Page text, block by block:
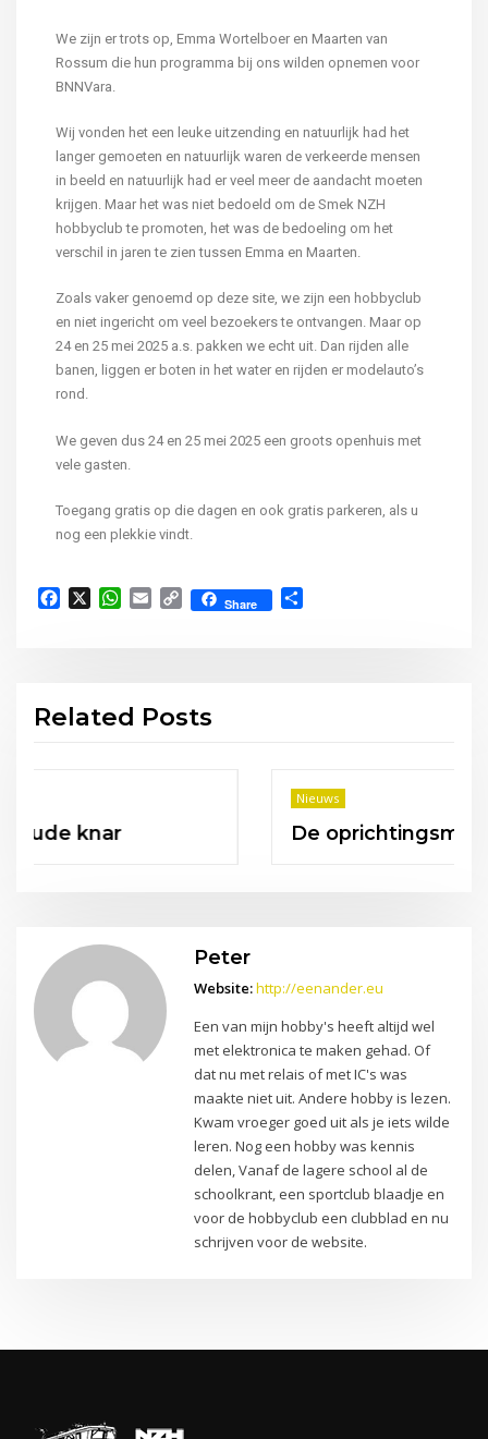
We zijn er trots op, Emma Wortelboer en Maarten van
Rossum die hun programma bij ons wilden opnemen voor
BNNVara.
Wij vonden het een leuke uitzending en natuurlijk had het
langer gemoeten en natuurlijk waren de verkeerde mensen
in beeld en natuurlijk had er veel meer de aandacht moeten
krijgen. Maar het was niet bedoeld om de Smek NZH
hobbyclub te promoten, het was de bedoeling om het
verschil in jaren te zien tussen Emma en Maarten.
Zoals vaker genoemd op deze site, we zijn een hobbyclub
en niet ingericht om veel bezoekers te ontvangen. Maar op
24 en 25 mei 2025 a.s. pakken we echt uit. Dan rijden alle
banen, liggen er boten in het water en rijden er modelauto’s
rond.
We geven dus 24 en 25 mei 2025 een groots openhuis met
vele gasten.
Toegang gratis op die dagen en ook gratis parkeren, als u
nog een plekkie vindt.
Facebook
X WhatsApp
EmailCopy
Link
Share
Related Posts
De oprichtingsmaand mei.
Peter
Website:http://eenander.eu
Een van mijn hobby's heeft altijd wel
met elektronica te maken gehad. Of
dat nu met relais of met IC's was
maakte niet uit. Andere hobby is lezen.
Kwam vroeger goed uit als je iets wilde
leren. Nog een hobby was kennis
delen, Vanaf de lagere school al de
schoolkrant, een sportclub blaadje en
voor de hobbyclub een clubblad en nu
schrijven voor de website.